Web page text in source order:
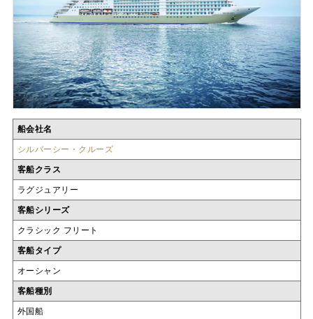
船会社名
シルバーシー・クルーズ
客船クラス
ラグジュアリー
客船シリーズ
クラシック フリート
客船タイプ
オーシャン
客船種別
外国船